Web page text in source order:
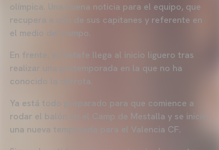
olímpica. Una buena noticia para el equipo, que
recupera a uno de sus capitanes y referente en
el medio del campo.
En frente, el Getafe llega al inicio liguero tras
realizar una pretemporada en la que no ha
conocido la derrota.
Ya está todo preparado para que comience a
rodar el balón en el Camp de Mestalla y se inicie
una nueva temporada para el Valencia CF.